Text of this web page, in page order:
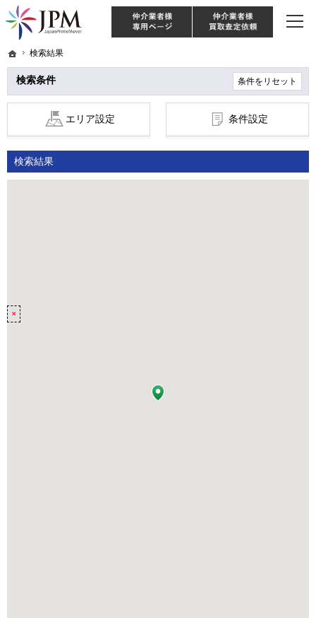
ホーム
検索結果
検索条件 条件をリセット
エリア設定 条件設定
検索結果
東京・神奈川・埼玉・千葉のリノベーション住宅や中古マンションを手がける会
【物件買取強化中！】リノベーション住宅・不動産・中古マンションならJPM
ホーム
検索結果